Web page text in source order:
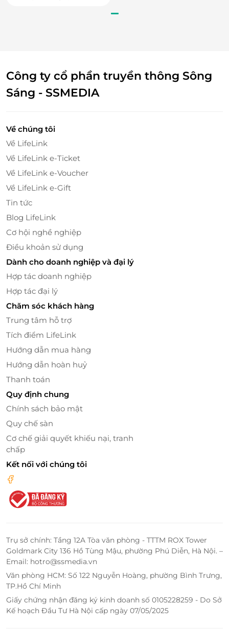
Với đội ngũ nhân viên chuyên nghiệp, chu đáo, nhiệt
tình cùng chất lượng dịch vụ đẳng cấp, Sun Beauty
hứa hẹn sẽ mang đến sự hài lòng nhất cho mỗi
khách hàng.
Truy cập
làm đẹp hấp dẫn bạn nhé!
Công ty cổ phần truyền thông Sông
Sáng - SSMEDIA
Về chúng tôi
Về LifeLink
Về LifeLink e-Ticket
Về LifeLink e-Voucher
Về LifeLink e-Gift
Tin tức
Blog LifeLink
Cơ hội nghề nghiệp
Điều khoản sử dụng
Dành cho doanh nghiệp và đại lý
Hợp tác doanh nghiệp
Hợp tác đại lý
Chăm sóc khách hàng
Trung tâm hỗ trợ
Tích điểm LifeLink
Hướng dẫn mua hàng
Hướng dẫn hoàn huỷ
Thanh toán
Quy định chung
Chính sách bảo mật
Quy chế sàn
Cơ chế giải quyết khiếu nại, tranh
chấp
Kết nối với chúng tôi
Trụ sở chính: Tầng 12A Tòa văn phòng - TTTM ROX Tower
Goldmark City 136 Hồ Tùng Mậu, phường Phú Diễn, Hà Nội. –
Email: hotro@ssmedia.vn
Văn phòng HCM: Số 122 Nguyễn Hoàng, phường Bình Trưng,
TP.Hồ Chí Minh
Giấy chứng nhận đăng ký kinh doanh số 0105228259 - Do Sở
Kế hoạch Đầu Tư Hà Nội cấp ngày 07/05/2025